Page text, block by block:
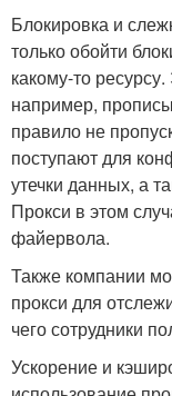
Блокировка и
только обойти
какому-то
например,
правило не
поступают для
утечки данных, а
Прокси в этом
файервола.
Также компании
прокси для
чего сотрудники
Ускорение и